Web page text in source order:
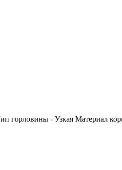
горловины - Узкая Материал